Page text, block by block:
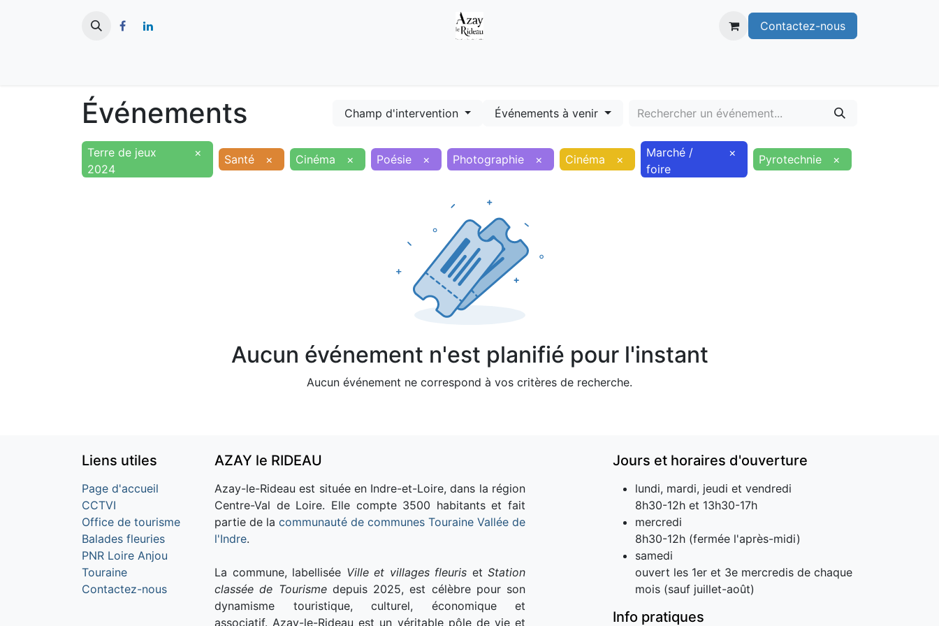
Contactez-nous
Événements Champ d'intervention Événements à venir
Terre de jeux
2024
× Santé × Cinéma × Poésie × Photographie × Cinéma ×
Marché /
foire
× Pyrotechnie ×
Aucun événement n'est planifié pour l'instant
Aucun événement ne correspond à vos critères de recherche.
Liens utiles
Page d'accueil
CCTVI
Office de tourisme
Balades fleuries
PNR Loire Anjou
Touraine
Contactez-nous
AZAY le RIDEAU
Azay-le-Rideau est située en Indre-et-Loire, dans la région
Centre-Val de Loire. Elle compte 3500 habitants et fait
partie de la communauté de communes Touraine Vallée de
l'Indre.
La commune, labellisée Ville et villages fleuris et Station
classée de Tourismedepuis 2025, est célèbre pour son
dynamisme touristique, culturel, économique et
associatif. Azay-le-Rideau est un véritable pôle de vie et
Jours et horaires d'ouverture
lundi, mardi, jeudi et vendredi
8h30-12h et 13h30-17h
mercredi
8h30-12h (fermée l'après-midi)
samedi
ouvert les 1er et 3e mercredis de chaque
mois (sauf juillet-août)
Info pratiques